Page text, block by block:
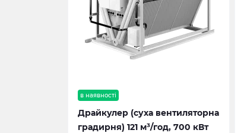
в наявності
Драйкулер (суха вентиляторна
градирня) 121 м³/год, 700 кВт